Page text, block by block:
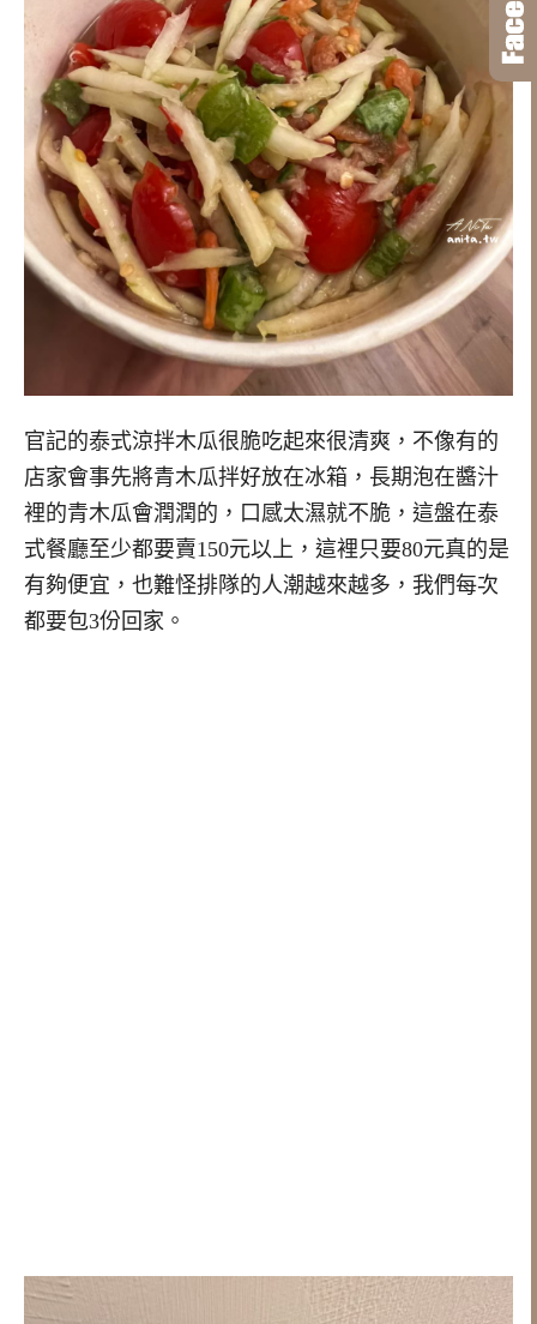
官記的泰式涼拌木瓜很脆吃起來很清爽，不像有的
店家會事先將青木瓜拌好放在冰箱，長期泡在醬汁
裡的青木瓜會潤潤的，口感太濕就不脆，這盤在泰
式餐廳至少都要賣150元以上，這裡只要80元真的是
有夠便宜，也難怪排隊的人潮越來越多，我們每次
都要包3份回家。